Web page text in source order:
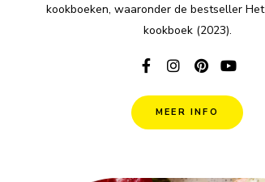
kookboeken, waaronder de bestseller
kookboek (2023).
MEER INFO